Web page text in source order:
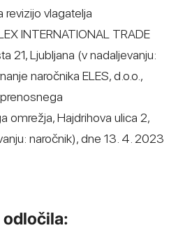
vlagatelja
INTERNATIONAL TRADE
21, Ljubljana (v nadaljevanju:
naročnika ELES, d.o.o.,
omrežja, Hajdrihova ulica 2,
naročnik), dne 13. 4. 2023
odločila: